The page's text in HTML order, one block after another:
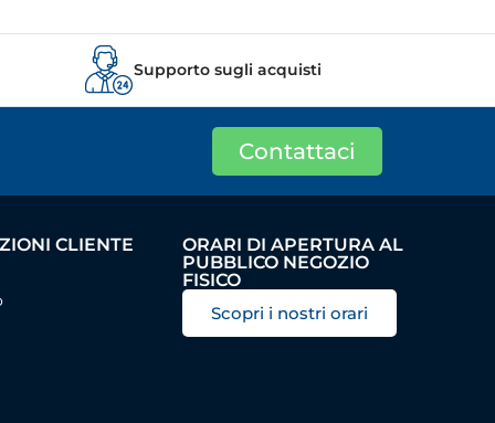
Supporto sugli acquisti
Contattaci
CLIENTE
ORARI DI APERTURA AL
PUBBLICO NEGOZIO
FISICO
Scopri i nostri orari